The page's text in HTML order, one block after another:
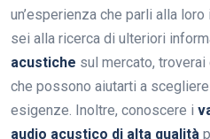
un’esperienza che parli alla
sei alla ricerca di ulteriori
acustiche sul mercato,
che possono aiutarti a
esigenze. Inoltre, conoscere i
audio acustico di alta qualità